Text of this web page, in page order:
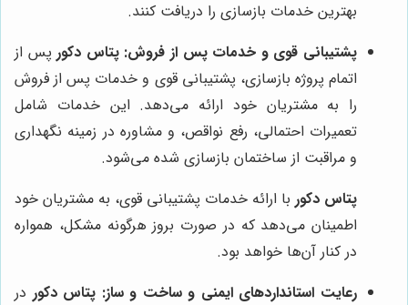
بهترین خدمات بازسازی را دریافت کنند.
پشتیبانی قوی و خدمات پس از فروش: پتاس دکور پس از
اتمام پروژه بازسازی، پشتیبانی قوی و خدمات پس از فروش
را به مشتریان خود ارائه می‌دهد. این خدمات شامل
تعمیرات احتمالی، رفع نواقص، و مشاوره در زمینه نگهداری
و مراقبت از ساختمان بازسازی شده می‌شود.
پتاس دکور با ارائه خدمات پشتیبانی قوی، به مشتریان خود
اطمینان می‌دهد که در صورت بروز هرگونه مشکل، همواره
در کنار آن‌ها خواهد بود.
رعایت استانداردهای ایمنی و ساخت و ساز: پتاس دکور در